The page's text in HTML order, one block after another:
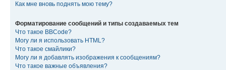
Как мне вновь поднять мою тему?
Форматирование сообщений и типы создаваемых тем
Что такое BBCode?
Могу ли я использовать HTML?
Что такое смайлики?
Могу ли я добавлять изображения к сообщениям?
Что такое важные объявления?